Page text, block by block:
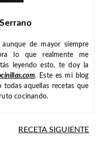
de mayor siempre
lo que realmente me
leyendo esto, te doy la
. Este es mi blog
aquellas recetas que
cocinando.
RECETA SIGUIENTE